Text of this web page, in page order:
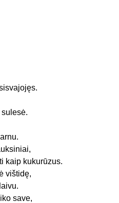
kaip kukurūzus.
vištidę,
save,